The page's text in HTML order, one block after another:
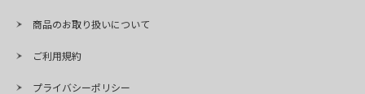
商品のお取り扱いについて
ご利用規約
プライバシーポリシー